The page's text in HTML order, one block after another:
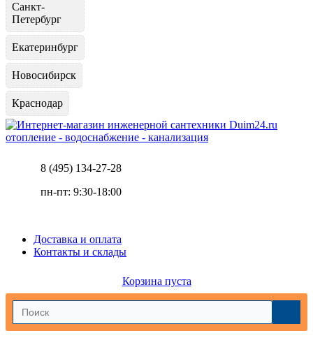
Санкт-
Петербург
Екатеринбург
Новосибирск
Краснодар
отопление - водоснабжение - канализация
8 (495) 134-27-28
пн-пт: 9:30-18:00
Доставка и оплата
Контакты и склады
Корзина пуста